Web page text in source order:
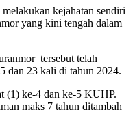
kejahatan sendiri
yang kini tengah dalam
tersebut telah
dan 23 kali di tahun 2024.
(1) ke-4 dan ke-5 KUHP.
maks 7 tahun ditambah